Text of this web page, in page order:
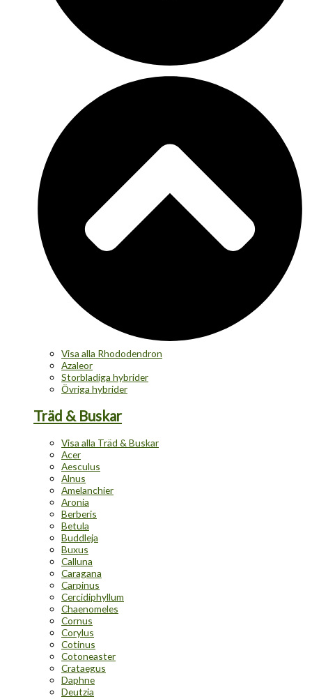
Visa alla Rhododendron
Azaleor
Storbladiga hybrider
Övriga hybrider
Träd & Buskar
Visa alla Träd & Buskar
Acer
Aesculus
Alnus
Amelanchier
Aronia
Berberis
Betula
Buddleja
Buxus
Calluna
Caragana
Carpinus
Cercidiphyllum
Chaenomeles
Cornus
Corylus
Cotinus
Cotoneaster
Crataegus
Daphne
Deutzia